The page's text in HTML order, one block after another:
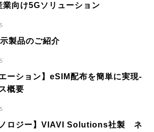
業向け5Gソリューション
製品のご紹介
ーション】eSIM配布を簡単に実現-
概要
ノロジー】VIAVI Solutions社製 ネ